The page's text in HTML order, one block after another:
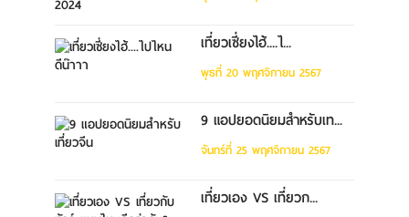
เที่ยวเซี่ยงไฮ้....ไ...
พุธที่ 20 พฤศจิกายน 2567
9 แอปยอดนิยมสำหรับเท...
จันทร์ที่ 25 พฤศจิกายน 2567
เที่ยวเอง VS เที่ยวก...